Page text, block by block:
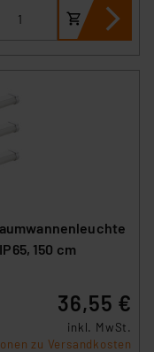
150 cm
36,55 €
inkl. MwSt.
zu Versandkosten